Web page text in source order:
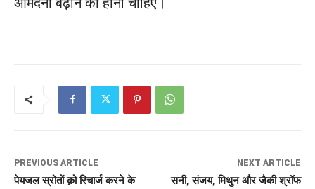
PREVIOUS ARTICLE
पेयजल स्रोतों क़ो रिचार्ज करने के
NEXT ARTICLE
सनी, संजय, मिथुन और जैकी श्रॉफ